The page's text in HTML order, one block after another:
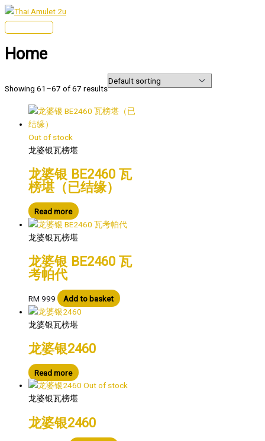
Skip
to
contentMain
Home
Showing 61–67 of 67 results
Out of stock
龙婆银瓦榜堪
龙婆银 BE2460 瓦
榜堪（已结缘）
Read more
龙婆银瓦榜堪
龙婆银 BE2460 瓦
考帕代
RM 999 Add to basket
龙婆银瓦榜堪
龙婆银2460
Read more
Out of stock
龙婆银瓦榜堪
龙婆银2460